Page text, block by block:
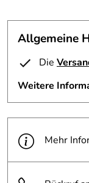
Allgemeine
Die
Weitere
Mehr